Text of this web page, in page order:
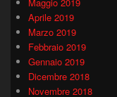
Aprile 2019
Marzo 2019
Febbraio 2019
Gennaio 2019
Dicembre 2018
Novembre 2018